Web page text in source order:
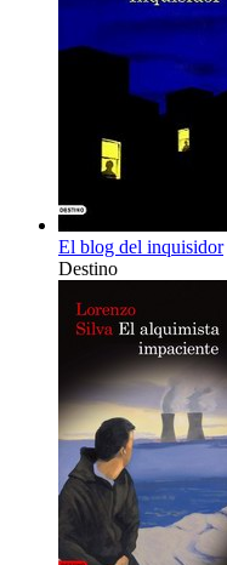
El blog del inquisidor
Destino